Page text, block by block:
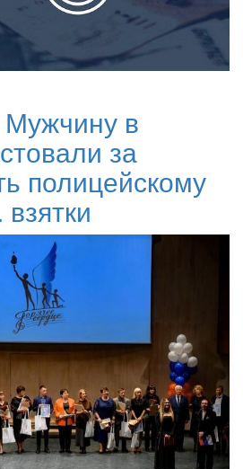
Мужчину в
за
полицейскому